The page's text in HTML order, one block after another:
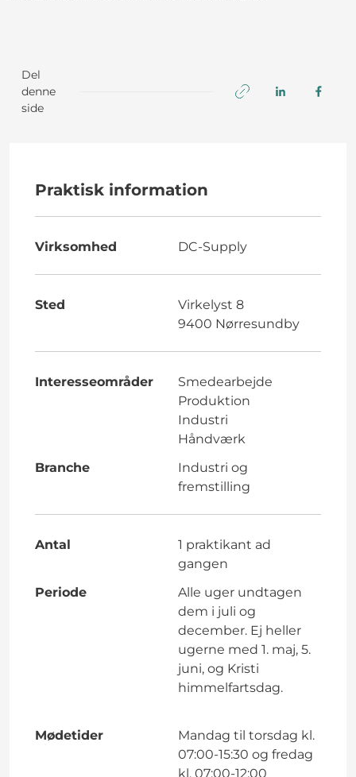
Del
denne
side
Praktisk information
Virksomhed DC-Supply
Sted
Virkelyst 8
9400 Nørresundby
Interesseområder
Smedearbejde
Produktion
Industri
Håndværk
Branche
Industri og
fremstilling
Antal
1 praktikant ad
gangen
Periode
Alle uger undtagen
dem i juli og
december. Ej heller
ugerne med 1. maj, 5.
juni, og Kristi
himmelfartsdag.
Mødetider
Mandag til torsdag kl.
07:00-15:30 og fredag
kl. 07:00-12:00